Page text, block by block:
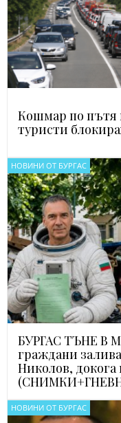
Кошмар по пътя
туристи
НОВИНИ ОТ БУРГАС
БУРГАС ТЪНЕ В
граждани
Николов,
НОВИНИ ОТ БУРГАС